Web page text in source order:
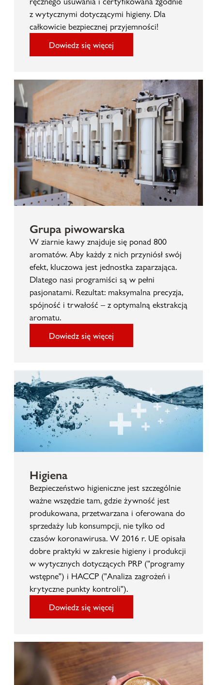
z wytycznymi dotyczącymi higieny. Dla
całkowicie bezpiecznej przyjemności!
Dowiedz się więcej
Grupa piwowarska
W ziarnie kawy znajduje się ponad 800
aromatów. Aby każdy z nich przyniósł swój
efekt, kluczowa jest jednostka zaparzająca.
Dlatego nasi programiści są w pełni
pasjonatami. Rezultat: maksymalna precyzja,
spójność i trwałość – z optymalną ekstrakcją
aromatu.
Dowiedz się więcej
Higiena
Bezpieczeństwo higieniczne jest szczególnie
ważne wszędzie tam, gdzie żywność jest
produkowana, przetwarzana i oferowana do
sprzedaży lub konsumpcji, nie tylko od
czasów koronawirusa. W 2016 r. UE opisała
dobre praktyki w zakresie higieny i produkcji
w wytycznych dotyczących PRP ("programy
wstępne") i HACCP ("Analiza zagrożeń i
krytyczne punkty kontroli").
Dowiedz się więcej